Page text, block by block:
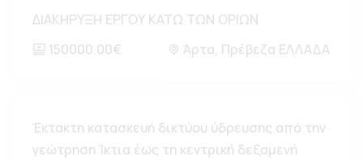
ΔΙΑΚΗΡΥΞΗ ΕΡΓΟΥ ΚΑΤΩ ΤΩΝ ΟΡΙΩΝ
150000.00€
Άρτα, Πρέβεζα ΕΛΛΑΔΑ
Έκτακτη κατασκευή δικτύου ύδρευσης από την
γεώτρηση Ίκτια έως τη κεντρική δεξαμενή